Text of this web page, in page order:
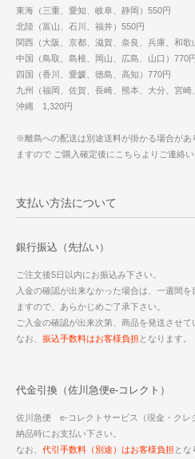
東海（三重、愛知、岐阜、静岡）550円
北陸（富山、石川、福井）550円
関西（大阪、京都、滋賀、奈良、兵庫、和歌
中国（鳥取、島根、岡山、広島、山口）770
四国（香川、愛媛、徳島、高知）770円
九州（福岡、佐賀、長崎、熊本、大分、宮崎
沖縄 1,320円
※離島への配送は別途送料が掛かる場合があ
ますので ご購入確定後にこちらよりご連絡い
支払い方法について
銀行振込（先払い）
ご注文後5日以内にお振込み下さい。
入金の確認が出来なかった場合は、一週間
ますので、あらかじめご了承下さい。
ご入金の確認が出来次第、商品を発送させて
なお、 振込手数料はお客様負担 となります。
代金引換（佐川急便e-コレクト）
佐川急便 e-コレクトサービス（現金・クレ
納品時にお支払い下さい。
なお、 代引手数料（別途）はお客様負担 とな